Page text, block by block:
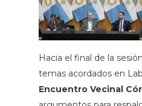
Hacia el final de la
temas acordados en
Encuentro Vecinal